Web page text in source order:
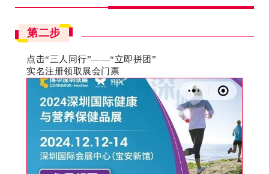
第二步
点击“三人同行”——“立即拼团”
实名注册领取展会门票